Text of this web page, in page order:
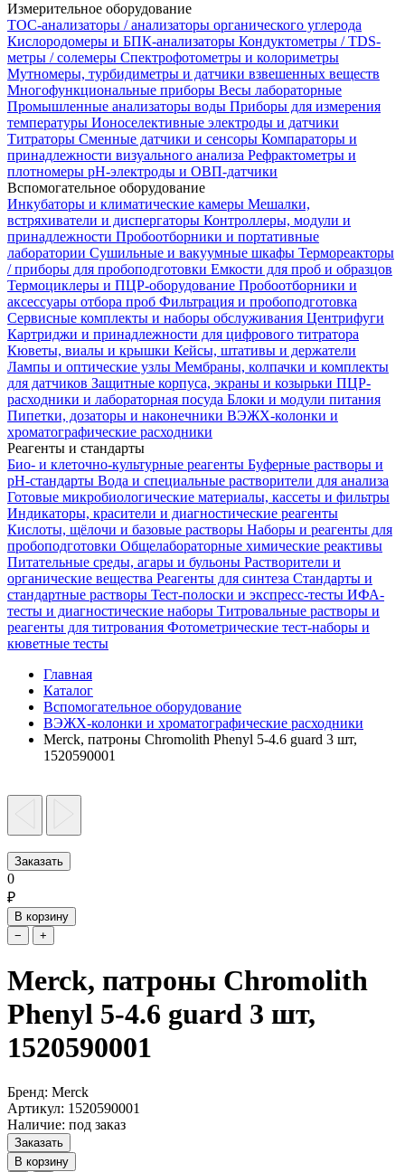
Измерительное оборудование
TOC-анализаторы / анализаторы органического углерода
Кислородомеры и БПК-анализаторы Кондуктометры / TDS-
метры / солемеры Спектрофотометры и колориметры
Мутномеры, турбидиметры и датчики взвешенных веществ
Многофункциональные приборы Весы лабораторные
Промышленные анализаторы воды Приборы для измерения
температуры Ионоселективные электроды и датчики
Титраторы Сменные датчики и сенсоры Компараторы и
принадлежности визуального анализа Рефрактометры и
плотномеры pH-электроды и ОВП-датчики
Вспомогательное оборудование
Инкубаторы и климатические камеры Мешалки,
встряхиватели и диспергаторы Контроллеры, модули и
принадлежности Пробоотборники и портативные
лаборатории Сушильные и вакуумные шкафы Термореакторы
/ приборы для пробоподготовки Емкости для проб и образцов
Термоциклеры и ПЦР-оборудование Пробоотборники и
аксессуары отбора проб Фильтрация и пробоподготовка
Сервисные комплекты и наборы обслуживания Центрифуги
Картриджи и принадлежности для цифрового титратора
Кюветы, виалы и крышки Кейсы, штативы и держатели
Лампы и оптические узлы Мембраны, колпачки и комплекты
для датчиков Защитные корпуса, экраны и козырьки ПЦР-
расходники и лабораторная посуда Блоки и модули питания
Пипетки, дозаторы и наконечники ВЭЖХ-колонки и
хроматографические расходники
Реагенты и стандарты
Био- и клеточно-культурные реагенты Буферные растворы и
pH-стандарты Вода и специальные растворители для анализа
Готовые микробиологические материалы, кассеты и фильтры
Индикаторы, красители и диагностические реагенты
Кислоты, щёлочи и базовые растворы Наборы и реагенты для
пробоподготовки Общелабораторные химические реактивы
Питательные среды, агары и бульоны Растворители и
органические вещества Реагенты для синтеза Стандарты и
стандартные растворы Тест-полоски и экспресс-тесты ИФА-
тесты и диагностические наборы Титровальные растворы и
реагенты для титрования Фотометрические тест-наборы и
кюветные тесты
Главная
Каталог
Вспомогательное оборудование
ВЭЖХ-колонки и хроматографические расходники
Merck, патроны Chromolith Phenyl 5-4.6 guard 3 шт,
1520590001
Заказать
0
₽
В корзину
−
+
Merck, патроны Chromolith
Phenyl 5-4.6 guard 3 шт,
1520590001
Бренд: Merck
Артикул: 1520590001
Наличие: под заказ
Заказать
В корзину